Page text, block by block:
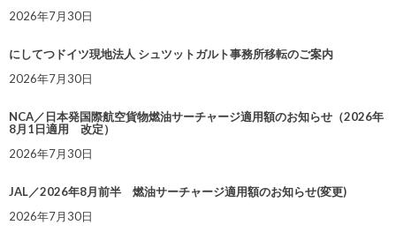
2026年7月30日
にしてつドイツ現地法人 シュツットガルト事務所移転のご案内
2026年7月30日
NCA／日本発国際航空貨物燃油サーチャージ適用額のお知らせ（2026年
8月1日適用 改定）
2026年7月30日
JAL／2026年8月前半 燃油サーチャージ適用額のお知らせ(変更)
2026年7月30日